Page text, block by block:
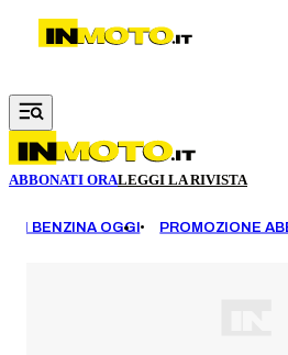
Vai al contenuto principale
ABBONATI ORALEGGI LA RIVISTA
BENZINA OGGI PROMOZIONE